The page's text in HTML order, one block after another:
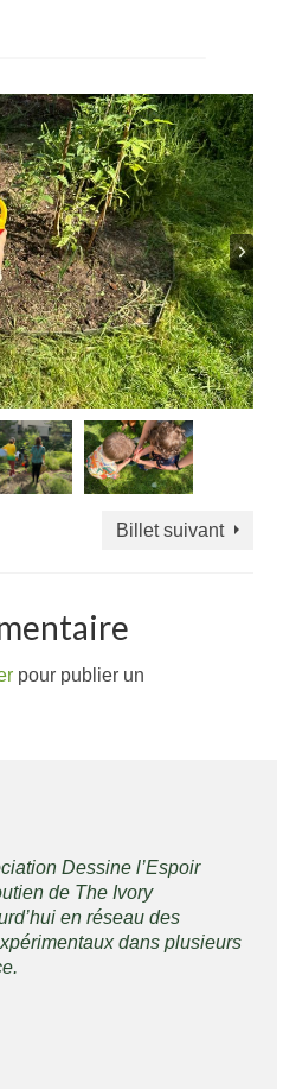
Billet suivant
pour publier un
Dessine l’Espoir
de The Ivory
en réseau des
dans plusieurs